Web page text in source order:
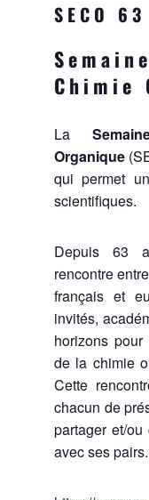
SECO 63
Chimie
La
Organique
qui permet
scientifiques.
Depuis 63
rencontre
français et
invités,
horizons
de la chimie
Cette
chacun de
partager et/
avec ses pairs.